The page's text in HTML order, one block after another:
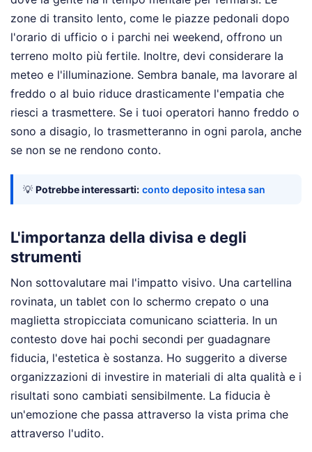
zone di transito lento, come le piazze pedonali dopo
l'orario di ufficio o i parchi nei weekend, offrono un
terreno molto più fertile. Inoltre, devi considerare la
meteo e l'illuminazione. Sembra banale, ma lavorare al
freddo o al buio riduce drasticamente l'empatia che
riesci a trasmettere. Se i tuoi operatori hanno freddo o
sono a disagio, lo trasmetteranno in ogni parola, anche
se non se ne rendono conto.
💡 Potrebbe interessarti: conto deposito intesa san
L'importanza della divisa e degli
strumenti
Non sottovalutare mai l'impatto visivo. Una cartellina
rovinata, un tablet con lo schermo crepato o una
maglietta stropicciata comunicano sciatteria. In un
contesto dove hai pochi secondi per guadagnare
fiducia, l'estetica è sostanza. Ho suggerito a diverse
organizzazioni di investire in materiali di alta qualità e i
risultati sono cambiati sensibilmente. La fiducia è
un'emozione che passa attraverso la vista prima che
attraverso l'udito.